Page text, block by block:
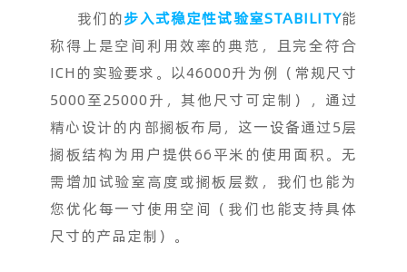
我们的步入式稳定性试验室STABILITY能
称得上是空间利用效率的典范，且完全符合
ICH的实验要求。以46000升为例（常规尺寸
5000至25000升，其他尺寸可定制），通过
精心设计的内部搁板布局，这一设备通过5层
搁板结构为用户提供66平米的使用面积。无
需增加试验室高度或搁板层数，我们也能为
您优化每一寸使用空间（我们也能支持具体
尺寸的产品定制）。